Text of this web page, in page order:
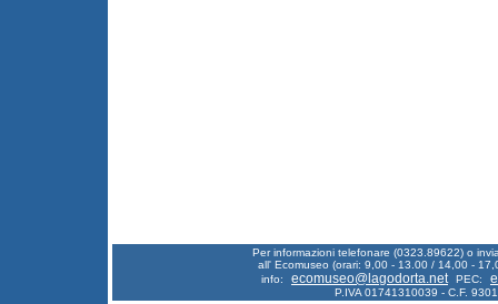
Per informazioni telefonare (0323.89622) o
all' Ecomuseo (orari: 9,00 - 13.00 / 14,00 -
info:
ecomuseo@lagodorta.net PEC:
P.IVA 01741310039 - C.F.